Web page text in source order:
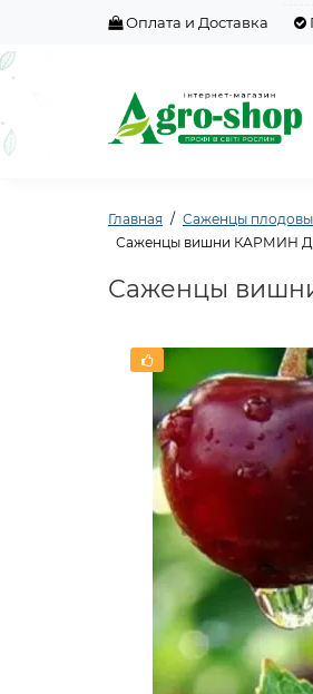
Оплата и Доставка
Главная Саженцы
Саженцы вишни КАРМИН
Саженцы